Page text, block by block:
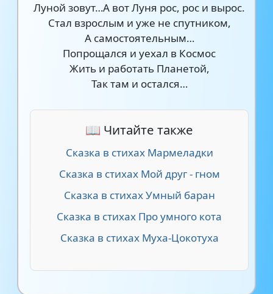
Луной зовут…А вот Луня рос, рос и вырос.
Стал взрослым и уже не спутником,
А самостоятельным…
Попрощался и уехал в Космос
Жить и работать Планетой,
Так там и остался…
📖 Читайте также
Сказка в стихах Мармеладки
Сказка в стихах Мой друг - гном
Сказка в стихах Умный баран
Сказка в стихах Про умного кота
Сказка в стихах Муха-Цокотуха